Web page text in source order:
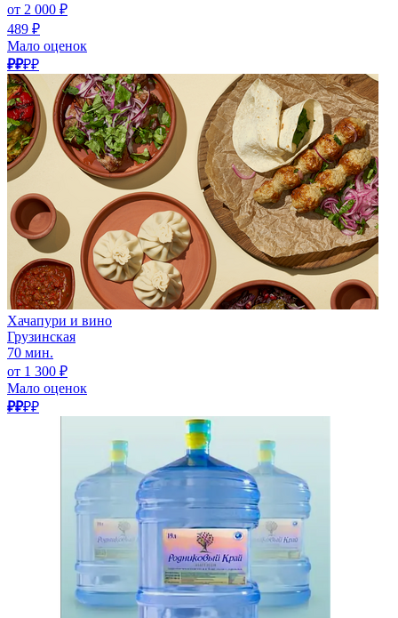
от 2 000 ₽
489 ₽
Мало оценок
₽₽₽₽
Хачапури и вино
Грузинская
70 мин.
от 1 300 ₽
Мало оценок
₽₽₽₽